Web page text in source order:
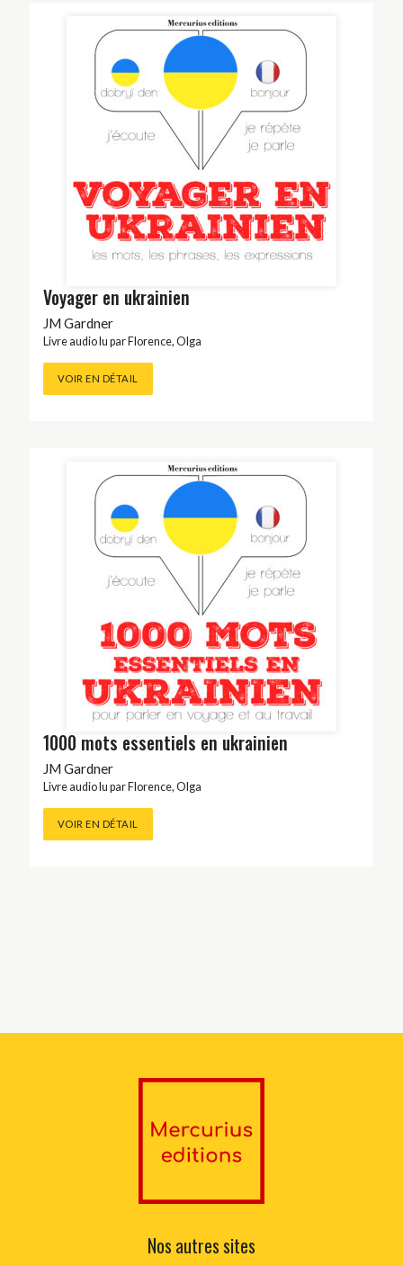
Voyager en ukrainien
JM Gardner
Livre audio lu par Florence, Olga
VOIR EN DÉTAIL
1000 mots essentiels en ukrainien
JM Gardner
Livre audio lu par Florence, Olga
VOIR EN DÉTAIL
Nos autres sites